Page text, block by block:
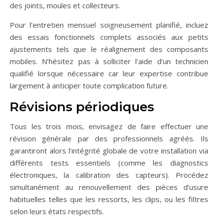
des joints, moules et collecteurs.
Pour l’entretien mensuel soigneusement planifié, incluez
des essais fonctionnels complets associés aux petits
ajustements tels que le réalignement des composants
mobiles. N’hésitez pas à solliciter l’aide d’un technicien
qualifié lorsque nécessaire car leur expertise contribue
largement à anticiper toute complication future.
Révisions périodiques
Tous les trois mois, envisagez de faire effectuer une
révision générale par des professionnels agréés. Ils
garantiront alors l’intégrité globale de votre installation via
différents tests essentiels (comme les diagnostics
électroniques, la calibration des capteurs). Procédez
simultanément au renouvellement des pièces d’usure
habituelles telles que les ressorts, les clips, ou les filtres
selon leurs états respectifs.